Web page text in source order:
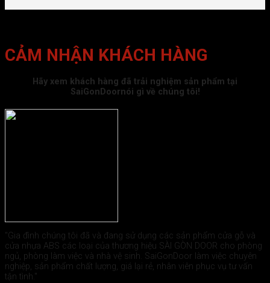
CẢM NHẬN KHÁCH HÀNG
Hãy xem khách hàng đã trải nghiệm sản phẩm tại
SaiGonDoornói gì về chúng tôi!
"Gia đình chúng tôi đã và đang sử dụng các sản phẩm cửa gỗ và
cửa nhựa ABS các loại của thương hiệu SÀI GÒN DOOR cho phòng
ngủ, phòng làm việc và nhà vệ sinh. SaiGonDoor làm việc chuyên
nghiệp, sản phẩm chất lượng, giá lại rẻ, nhân viên phục vụ tư vấn
tận tình."